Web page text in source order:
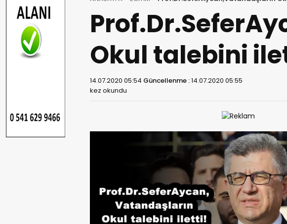
Okul talebini
14.07.2020 05:54 Güncellenme :14.07.2020 05:55
kez okundu